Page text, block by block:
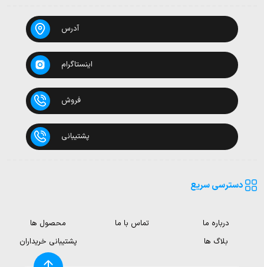
آدرس
اینستاگرام
فروش
پشتیبانی
دسترسی سریع
درباره ما تماس با ما
محصول ها
بلاگ ها
پشتیبانی خریداران